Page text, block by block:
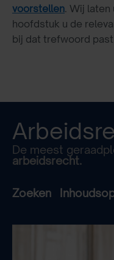
voorstellen. Wij laten
hoofdstuk u de
bij dat trefwoord
De meest
arbeidsrecht.
Zoeken